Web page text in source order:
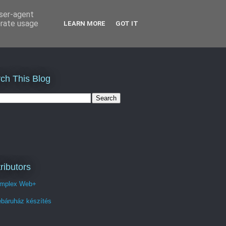
This Blog
Web+
készítés
agent
usage
LEARN MORE GOT IT